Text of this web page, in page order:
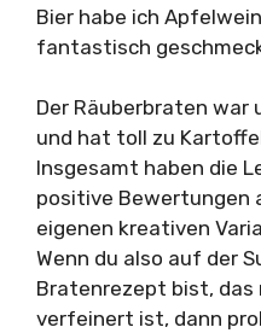
Bier habe ich
fantastisch
Der Räuberbraten war
und hat toll zu
Insgesamt haben die
positive Bewertungen
eigenen kreativen
Wenn du also auf der
Bratenrezept bist, das
verfeinert ist, dann